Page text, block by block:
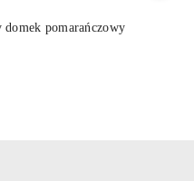
domek pomarańczowy